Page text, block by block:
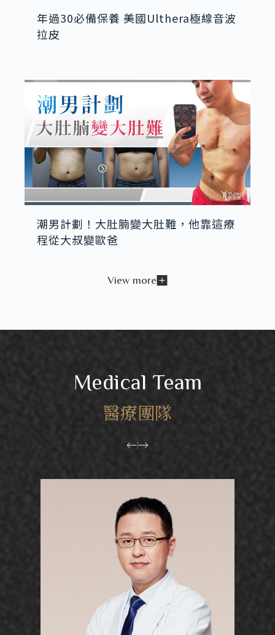
年過30必備保養 美國Ulthera極線音波
拉皮
潮男計劃！大肚腩變大肚難，他靠這療
程從大叔變歐爸
View more
Medical Team
醫療團隊